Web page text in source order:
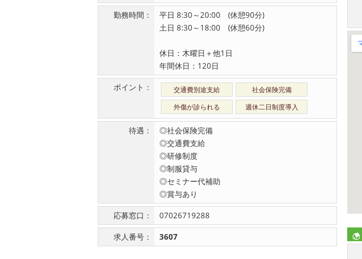
勤務時間：
平日 8:30～20:00 (休憩90分)
土日 8:30～18:00 (休憩60分)
休日：木曜日＋他1日
年間休日：120日
ポイント： 交通費別途支給
社会保険完備
外傷が診られる
週休二日制度導入
待遇：
◎社会保険完備
◎交通費支給
◎研修制度
◎制服貸与
◎セミナー代補助
◎賞与あり
応募窓口： 07026719288
求人番号： 3607